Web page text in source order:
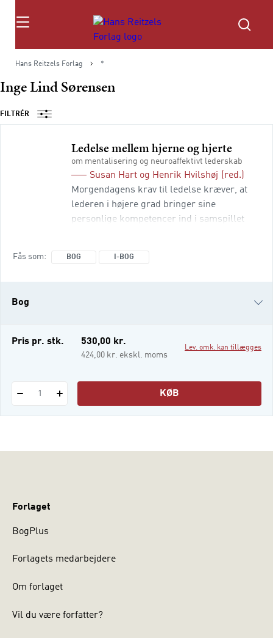
Søg
Hans Reitzels Forlag *
Inge Lind Sørensen
FILTRÉR
Ledelse mellem hjerne og hjerte
om mentalisering og neuroaffektivt lederskab
Susan Hart og Henrik Hvilshøj
(red.)
Morgendagens krav til ledelse kræver, at
lederen i højere grad bringer sine
personlige kompetencer ind i samspillet
Fås som BOG I-BOG
Bog
i-bog
Pris pr. stk. 530,00 kr.
424,00 kr. ekskl. moms
Lev. omk. kan tillægges
1 KØB
Forlaget
BogPlus
Forlagets medarbejdere
Om forlaget
Vil du være forfatter?